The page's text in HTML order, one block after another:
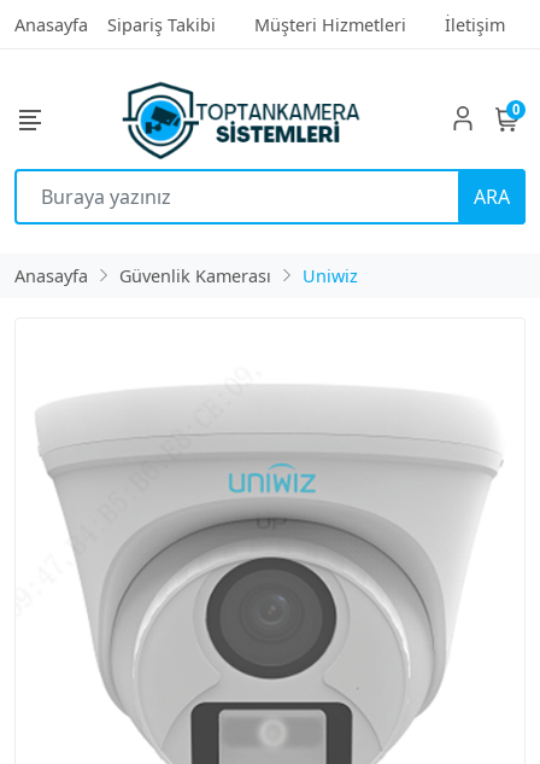
Anasayfa Sipariş Takibi Müşteri Hizmetleri İletişim
ARA
0
Anasayfa Güvenlik Kamerası Uniwiz